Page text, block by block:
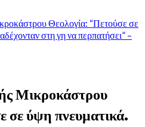
Θεολογία: “Πετούσε σε
στη γη να περπατήσει” –
Μικροκάστρου
σε ύψη πνευματικά.